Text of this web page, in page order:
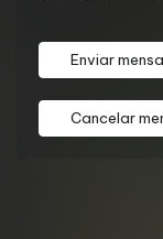
Enviar
Cancelar